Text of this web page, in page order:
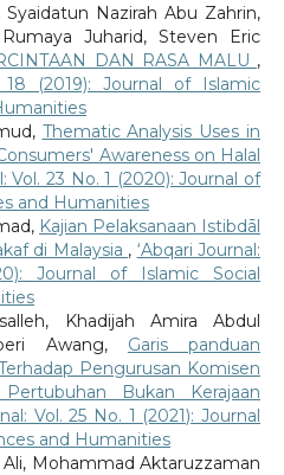
Syaidatun Nazirah Abu Zahrin,
Juharid, Steven Eric
DAN RASA MALU ,
18 (2019): Journal of Islamic
Thematic Analysis Uses in
Awareness on Halal
Vol. 23 No. 1 (2020): Journal of
and Humanities
Kajian Pelaksanaan Istibdāl
di Malaysia , ‘Abqari Journal:
Journal of Islamic Social
Khadijah Amira Abdul
Awang, Garis panduan
Pengurusan Komisen
Bukan Kerajaan
Vol. 25 No. 1 (2021): Journal
and Humanities
Ali, Mohammad Aktaruzzaman